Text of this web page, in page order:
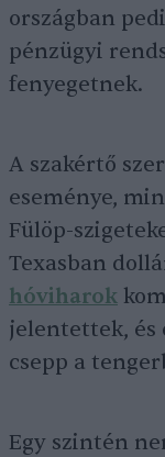
országban
pénzügyi
fenyegetnek.
A szakértő
eseménye,
Fülöp-
Texasban
hóviharok
jelentettek, és
csepp a
Egy szintén